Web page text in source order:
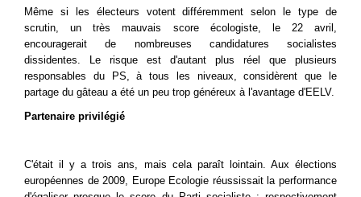
Même si les électeurs votent différemment selon le type de
scrutin, un très mauvais score écologiste, le 22 avril,
encouragerait de nombreuses candidatures socialistes
dissidentes. Le risque est d'autant plus réel que plusieurs
responsables du PS, à tous les niveaux, considèrent que le
partage du gâteau a été un peu trop généreux à l'avantage d'EELV.
Partenaire privilégié
C'était il y a trois ans, mais cela paraît lointain. Aux élections
européennes de 2009, Europe Ecologie réussissait la performance